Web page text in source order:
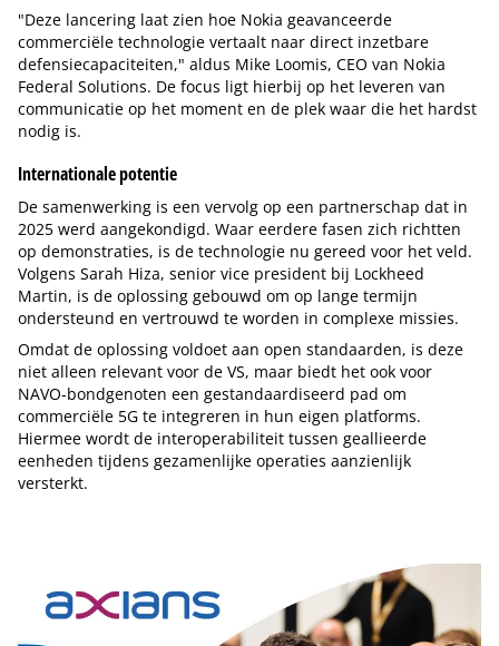
"Deze lancering laat zien hoe Nokia geavanceerde
commerciële technologie vertaalt naar direct inzetbare
defensiecapaciteiten," aldus Mike Loomis, CEO van Nokia
Federal Solutions. De focus ligt hierbij op het leveren van
communicatie op het moment en de plek waar die het hardst
nodig is.
Internationale potentie
De samenwerking is een vervolg op een partnerschap dat in
2025 werd aangekondigd. Waar eerdere fasen zich richtten
op demonstraties, is de technologie nu gereed voor het veld.
Volgens Sarah Hiza, senior vice president bij Lockheed
Martin, is de oplossing gebouwd om op lange termijn
ondersteund en vertrouwd te worden in complexe missies.
Omdat de oplossing voldoet aan open standaarden, is deze
niet alleen relevant voor de VS, maar biedt het ook voor
NAVO-bondgenoten een gestandaardiseerd pad om
commerciële 5G te integreren in hun eigen platforms.
Hiermee wordt de interoperabiliteit tussen geallieerde
eenheden tijdens gezamenlijke operaties aanzienlijk
versterkt.